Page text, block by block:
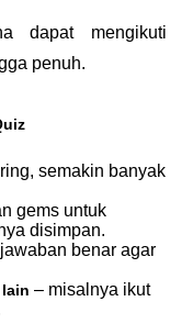
dapat mengikuti
penuh.
semakin banyak
gems untuk
disimpan.
benar agar
– misalnya ikut